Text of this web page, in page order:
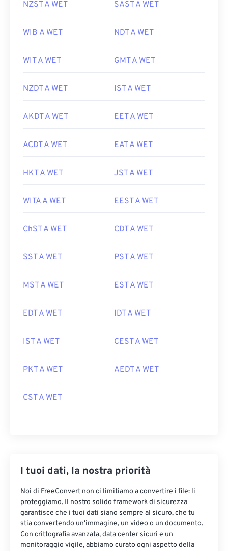
NZST A WET SAST A WET
WIB A WET NDT A WET
WIT A WET GMT A WET
NZDT A WET IST A WET
AKDT A WET EET A WET
ACDT A WET EAT A WET
HKT A WET JST A WET
WITA A WET EEST A WET
ChST A WET CDT A WET
SST A WET PST A WET
MST A WET EST A WET
EDT A WET IDT A WET
IST A WET CEST A WET
PKT A WET AEDT A WET
CST A WET
I tuoi dati, la nostra priorità
Noi di FreeConvert non ci limitiamo a convertire i file: li
proteggiamo. Il nostro solido framework di sicurezza
garantisce che i tuoi dati siano sempre al sicuro, che tu
stia convertendo un'immagine, un video o un documento.
Con crittografia avanzata, data center sicuri e un
monitoraggio vigile, abbiamo curato ogni aspetto della